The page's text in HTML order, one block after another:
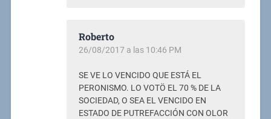
Roberto
26/08/2017 a las 10:46 PM
SE VE LO VENCIDO QUE ESTÁ EL
PERONISMO. LO VOTÖ EL 70 % DE LA
SOCIEDAD, O SEA EL VENCIDO EN
ESTADO DE PUTREFACCIÓN CON OLOR